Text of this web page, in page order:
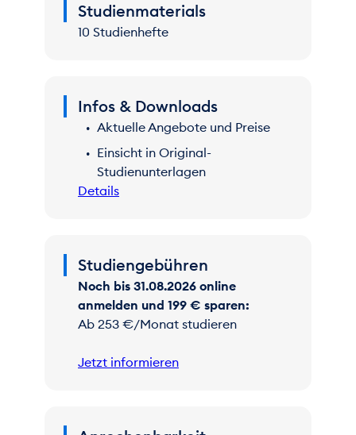
Studienmaterials
10 Studienhefte
Infos & Downloads
Aktuelle Angebote und Preise
Einsicht in Original-
Studienunterlagen
Details
Studiengebühren
Noch bis 31.08.2026 online
anmelden und 199 € sparen:
Ab 253 €/Monat studieren
Jetzt informieren